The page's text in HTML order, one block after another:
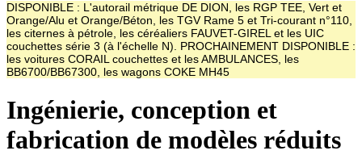
DISPONIBLE : L'autorail métrique DE DION, les RGP TEE, Vert et
Orange/Alu et Orange/Béton, les TGV Rame 5 et Tri-courant n°110,
les citernes à pétrole, les céréaliers FAUVET-GIREL et les UIC
couchettes série 3 (à l'échelle N). PROCHAINEMENT DISPONIBLE :
les voitures CORAIL couchettes et les AMBULANCES, les
BB6700/BB67300, les wagons COKE MH45
Ingénierie, conception et
fabrication de modèles réduits